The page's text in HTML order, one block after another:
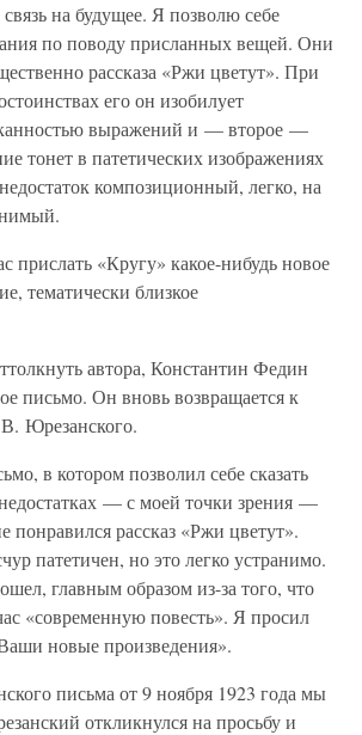
на будущее. Я позволю себе
по поводу присланных вещей. Они
рассказа «Ржи цветут». При
его он изобилует
выражений и — второе —
тонет в патетических изображениях
композиционный, легко, на
прислать «Кругу» какое-нибудь новое
тематически близкое
автора, Константин Федин
письмо. Он вновь возвращается к
В. Юрезанского.
в котором позволил себе сказать
— с моей точки зрения —
рассказ «Ржи цветут».
патетичен, но это легко устранимо.
главным образом из-за того, что
«современную повесть». Я просил
новые произведения».
письма от 9 ноября 1923 года мы
откликнулся на просьбу и